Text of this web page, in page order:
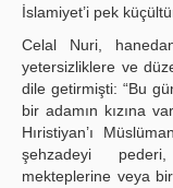
İslamiyet’i pek
Celal Nuri,
yetersizliklere ve
dile getirmişti: “Bu
bir adamın kızına
Hıristiyan’ı
şehzadeyi pederi,
mekteplerine veya